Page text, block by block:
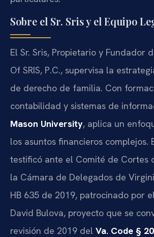
Sobre el Sr. Sris y el Equipo
El Sr. Sris, Propietario y Fundador
Of SRIS, P.C., supervisa la
de derecho de familia. Con
contabilidad y sistemas de
Mason University, aplica un
los asuntos financieros complejos.
testificó ante el Comité de Cortes
la Cámara de Delegados de
HB 635 de 2019, patrocinado por
David Bulova, proyecto que se
revisión de 2019 del Va. Code §